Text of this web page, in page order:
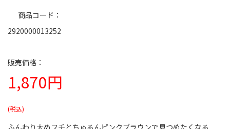
1,870円
商品コード
2920000013252
ふんわり太めフチとちゅるんピンクブラウンで見つめたくなる